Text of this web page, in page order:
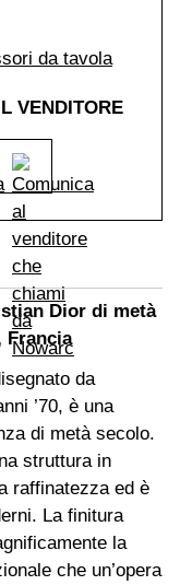
da tavola
VENDITORE
Dior di metà
Francia
da
’70, è una
di metà secolo.
struttura in
raffinatezza ed è
La finitura
la
che un’opera